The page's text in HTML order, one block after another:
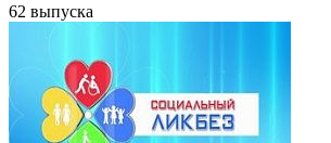
62 выпуска